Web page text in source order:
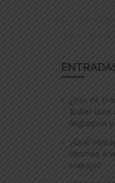
¿Vas de
Italia? Guía
lingüística
¿Qué
idiomas a
trabajo?